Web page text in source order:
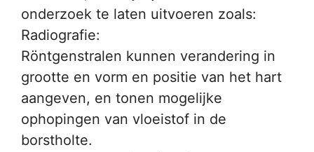
onderzoek te laten uitvoeren zoals:
Radiografie:
Röntgenstralen kunnen verandering in
grootte en vorm en positie van het hart
aangeven, en tonen mogelijke
ophopingen van vloeistof in de
borstholte.